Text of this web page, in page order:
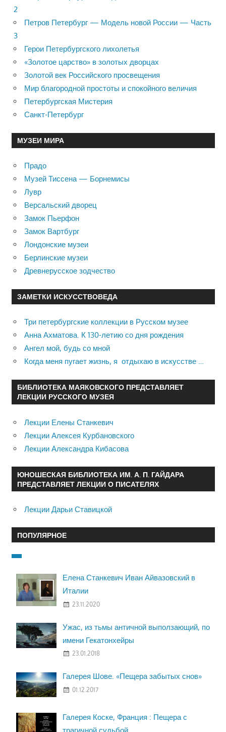
2
Петров Петербург — Модель новой России — Часть
3
Герои Петербургского лихолетья
«Золотое царство» в золотых дворцах
Золотой век Российского просвещения
Мир благородной простоты и спокойного величия
Петербургская Мистерия
Санкт-Петербург
МУЗЕИ МИРА
Прадо
Музей Тиссена — Борнемисы
Лувр
Версальский дворец
Замок Пьерфон
Замок Вартбург
Лондонские музеи
Берлинские музеи
Древнерусское зодчество
ЗАМЕТКИ ИСКУССТВОВЕДА
Три петербургские коллекции в Русском музее
Анна Ахматова. К 130-летию со дня рождения
Ангел мой, будь со мной
Когда меня пугает жизнь, я отдыхаю в искусстве …
БИБЛИОТЕКА МАЯКОВСКОГО ПРЕДСТАВЛЯЕТ
ЛЕКЦИИ РУССКОГО МУЗЕЯ
Лекции Елены Станкевич
Лекции Алексея Курбановского
Лекции Александра Кибасова
ЮНОШЕСКАЯ БИБЛИОТЕКА ИМ. А. П. ГАЙДАРА
ПРЕДСТАВЛЯЕТ ЛЕКЦИИ О ПИСАТЕЛЯХ
Лекции Дарьи Ставицкой
ПОПУЛЯРНОЕ
Елена Станкевич Иван Айвазовский в
Италии
23.11.2020
Ужас, из тьмы античной выползающий, по
имени Гекатонхейры
23.01.2018
Галерея Шове. «Пещера забытых снов»
01.12.2017
Галерея Коске, Франция : Пещера с
трагичной судьбой